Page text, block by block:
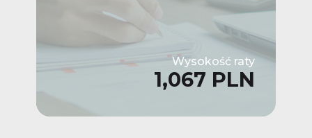
Wysokość raty
1,067 PLN